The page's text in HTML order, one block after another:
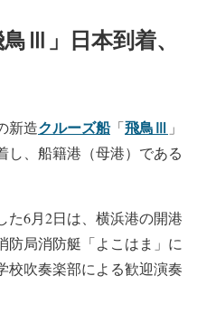
Ⅲ」日本到着、
新造クルーズ船「飛鳥Ⅲ 」
し、船籍港（母港）である
6月2日は、横浜港の開港
防局消防艇「よこはま」に
校吹奏楽部による歓迎演奏